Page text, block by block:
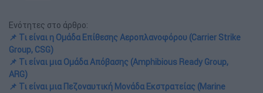
Ενότητες στο άρθρο:
📌 Τι είναι η Ομάδα Επίθεσης Αεροπλανοφόρου (Carrier Strike
Group, CSG)
📌 Τι είναι μια Ομάδα Απόβασης (Amphibious Ready Group,
ARG)
📌 Τι είναι μια Πεζοναυτική Μονάδα Εκστρατείας (Marine